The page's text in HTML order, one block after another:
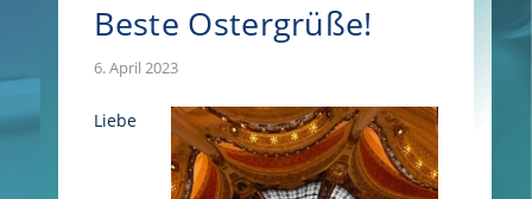
Beste Ostergrüße!
6. April 2023
Liebe